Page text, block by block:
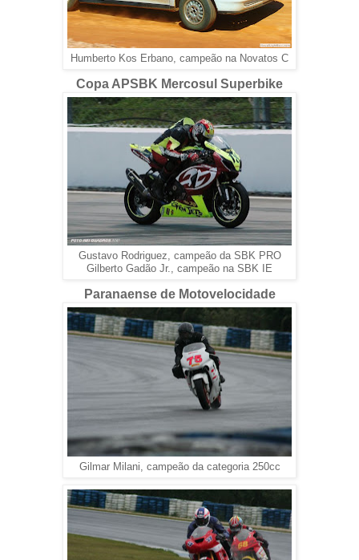
Humberto Kos Erbano, campeão na Novatos C
Copa APSBK Mercosul Superbike
Gustavo Rodriguez, campeão da SBK PRO
Gilberto Gadão Jr., campeão na SBK IE
Paranaense de Motovelocidade
Gilmar Milani, campeão da categoria 250cc